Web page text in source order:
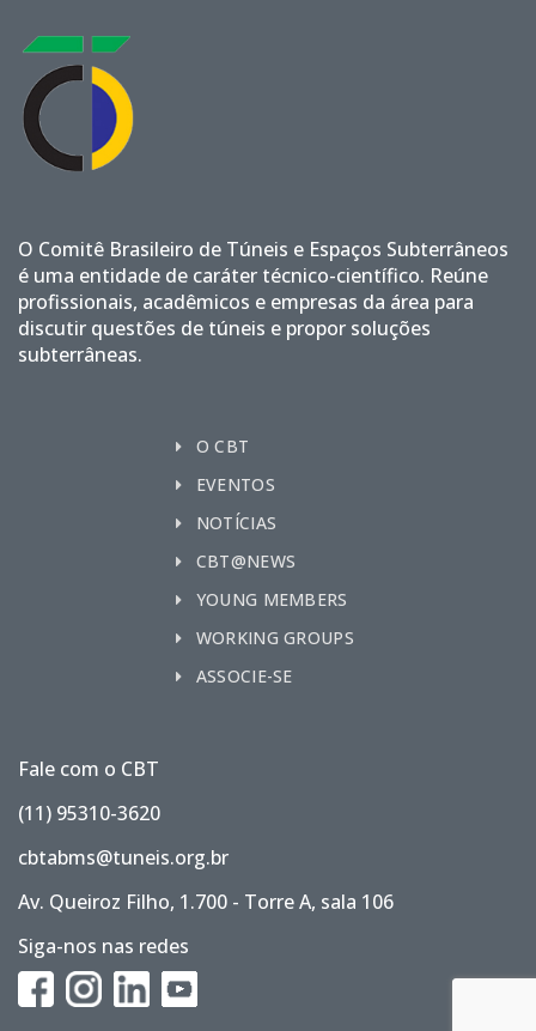
O Comitê Brasileiro de Túneis e Espaços Subterrâneos
é uma entidade de caráter técnico-científico. Reúne
profissionais, acadêmicos e empresas da área para
discutir questões de túneis e propor soluções
subterrâneas.
O CBT
EVENTOS
NOTÍCIAS
CBT@NEWS
YOUNG MEMBERS
WORKING GROUPS
ASSOCIE-SE
Fale com o CBT
(11) 95310-3620
cbtabms@tuneis.org.br
Av. Queiroz Filho, 1.700 - Torre A, sala 106
Siga-nos nas redes